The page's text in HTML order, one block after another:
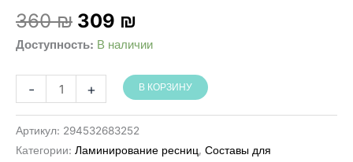
360₪ Первоначальная
цена
360 ₪.
309 ₪
цена:
Доступность: В наличии
-
Количество
товара
ערכת
הרמת
+ В КОРЗИНУ
Артикул: 294532683252
Категории: Ламинирование ресниц, Составы для